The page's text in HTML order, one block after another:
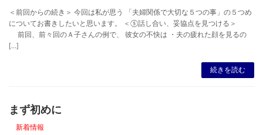
＜前回からの続き＞ 今回は私が思う 「夫婦関係で大切な５つの事」の５つめ
についてお書きしたいと思います。 ＜⑤話し合い、妥協点を見つける＞
前回、前々回のＡ子さんの例で、 彼女の不快は ・夫の疲れた顔を見るの
[…]
続きを読む
まず初めに
新着情報